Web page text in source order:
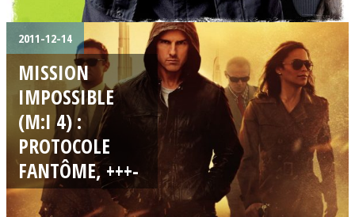
2011-12-14
MISSION
IMPOSSIBLE
(M:I 4) :
PROTOCOLE
FANTÔME, +++-